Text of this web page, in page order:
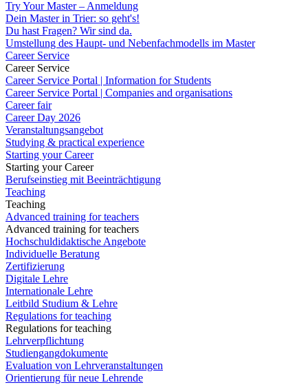
Try Your Master – Anmeldung
Dein Master in Trier: so geht's!
Du hast Fragen? Wir sind da.
Umstellung des Haupt- und Nebenfachmodells im Master
Career Service
Career Service
Career Service Portal | Information for Students
Career Service Portal | Companies and organisations
Career fair
Career Day 2026
Veranstaltungsangebot
Studying & practical experience
Starting your Career
Starting your Career
Berufseinstieg mit Beeinträchtigung
Teaching
Teaching
Advanced training for teachers
Advanced training for teachers
Hochschuldidaktische Angebote
Individuelle Beratung
Zertifizierung
Digitale Lehre
Internationale Lehre
Leitbild Studium & Lehre
Regulations for teaching
Regulations for teaching
Lehrverpflichtung
Studiengangdokumente
Evaluation von Lehrveranstaltungen
Orientierung für neue Lehrende